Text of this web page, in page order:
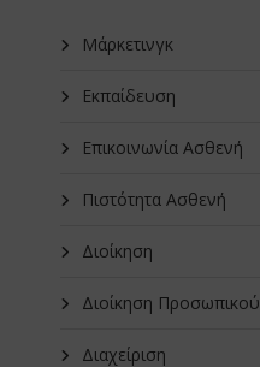
Μάρκετινγκ
Εκπαίδευση
Επικοινωνία Ασθενή
Πιστότητα Ασθενή
Διοίκηση
Διοίκηση Προσωπικού
Διαχείριση